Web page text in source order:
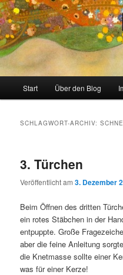
Zum
primären
Inhalt
springen
Zum
sekundären
Inhalt
springenmeinzigartig
Stricken, Nähen und alles was
Start Über den Blog
SCHLAGWORT-ARCHIV:
3. Türchen
Veröffentlicht am3. Dezember
Beim Öffnen des dritten
ein rotes Stäbchen in der
entpuppte. Große
aber die feine Anleitung
die Knetmasse sollte einer
was für einer Kerze!